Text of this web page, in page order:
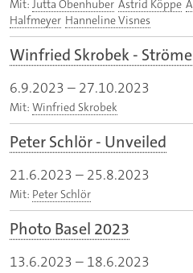
Mit: Jutta Obenhuber Astrid Köppe
Halfmeyer Hanneline Visnes
Winfried Skrobek -
6.9.2023 – 27.10.2023
Mit: Winfried Skrobek
Peter Schlör - Unveiled
21.6.2023 – 25.8.2023
Mit: Peter Schlör
Photo Basel 2023
13.6.2023 – 18.6.2023